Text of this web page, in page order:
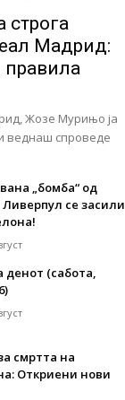
Мадрид:
правила
Жозе Мурињо ја
веднаш спроведе
„бомба“ од
Ливерпул се засили
денот (сабота,
смртта на
Откриени нови